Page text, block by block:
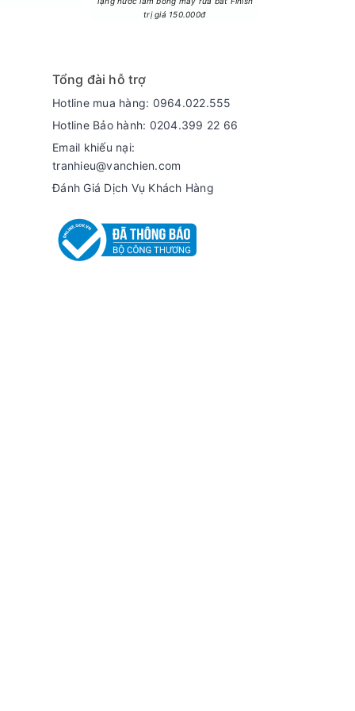
rung lắc, tiết kiệm điện năng và vận
tẩy rửa.
giặt tiện lợi từ điện thoại.
hoặc lịch sinh hoạt linh hoạt.
trị giá 150.000đ
Tổng đài hỗ trợ
Hotline mua hàng: 0964.022.555
Hotline Bảo hành: 0204.399 22 66
Email khiếu nại:
tranhieu@vanchien.com
Đánh Giá Dịch Vụ Khách Hàng